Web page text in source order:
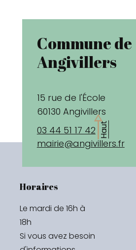
Commune de
Angivillers
15 rue de l'École
60130 Angivillers
03 44 51 17 42
mairie@angivillers.fr
Haut
Horaires
Le mardi de 16h à
18h
Si vous avez besoin